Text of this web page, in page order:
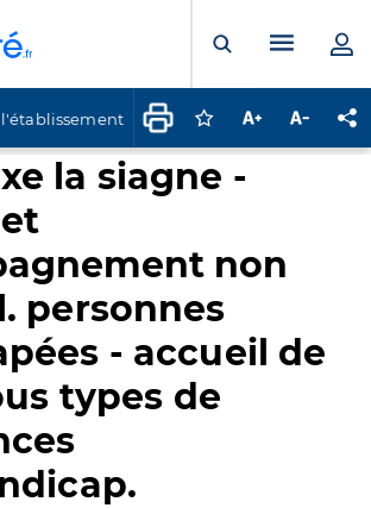
Ouvrir laMenu
l'établissement Connectez-vous
Augmenter la
la siagne -
non
personnes
- accueil de
types de